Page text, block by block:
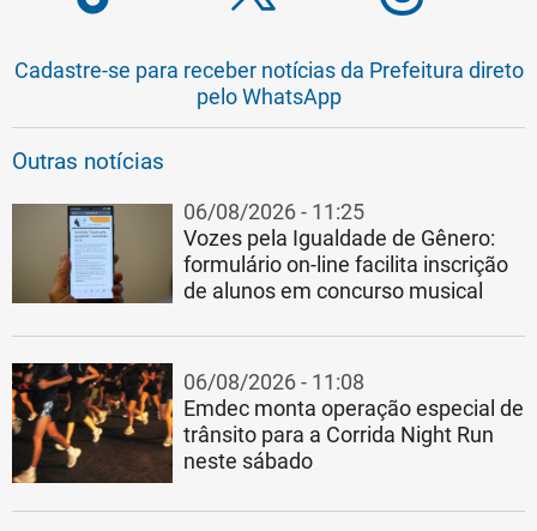
Cadastre-se para receber notícias da Prefeitura direto
pelo WhatsApp
Outras notícias
06/08/2026 - 11:25
Vozes pela Igualdade de Gênero:
formulário on-line facilita inscrição
de alunos em concurso musical
06/08/2026 - 11:08
Emdec monta operação especial de
trânsito para a Corrida Night Run
neste sábado